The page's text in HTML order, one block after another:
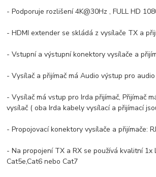
- Podporuje rozlišení 4K@30Hz , FULL HD
- HDMI extender se skládá z vysílače TX a
- Vstupní a výstupní konektory vysílače a
- Vysílač a přijímač má Audio výstup pro
- Vysílač má vstup pro Irda přijímač, Přijímač
vysílač ( oba Irda kabely vysílací a přijímací
- Propojovací konektory vysílače a přijímače:
- Na propojení TX a RX se používá kvalitní 1x
Cat5e,Cat6 nebo Cat7